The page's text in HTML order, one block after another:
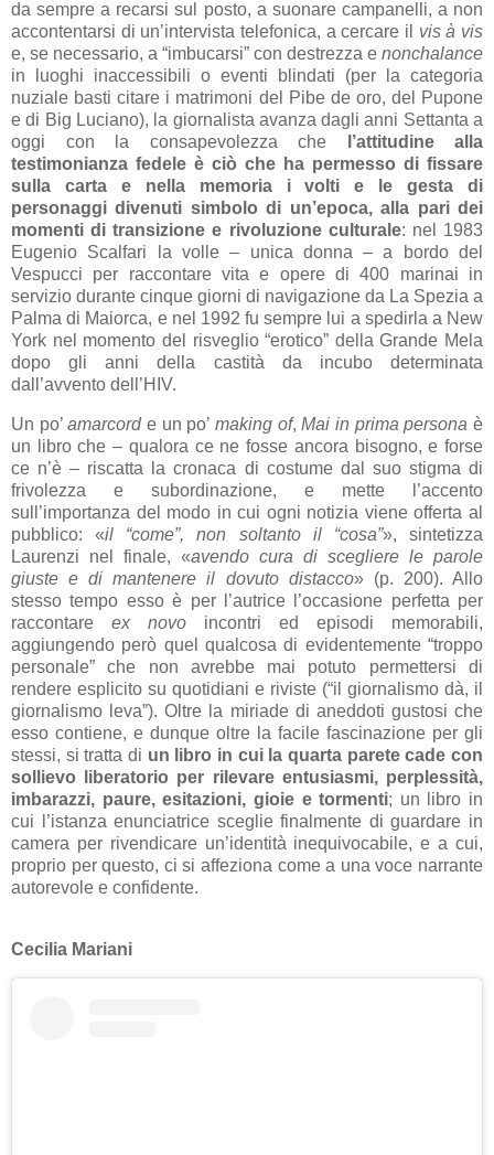
da sempre a recarsi sul posto, a suonare campanelli, a non
accontentarsi di un’intervista telefonica, a cercare il vis à vis
e, se necessario, a “imbucarsi” con destrezza e nonchalance
in luoghi inaccessibili o eventi blindati (per la categoria
nuziale basti citare i matrimoni del Pibe de oro, del Pupone
e di Big Luciano), la giornalista avanza dagli anni Settanta a
oggi con la consapevolezza che
l’attitudine alla
testimonianza fedele è ciò che ha permesso di fissare
sulla carta e nella memoria i volti e le gesta di
personaggi divenuti simbolo di un’epoca, alla pari dei
momenti di transizione e rivoluzione culturale: nel 1983
Eugenio Scalfari la volle – unica donna – a bordo del
Vespucci per raccontare vita e opere di 400 marinai in
servizio durante cinque giorni di navigazione da La Spezia a
Palma di Maiorca, e nel 1992 fu sempre lui a spedirla a New
York nel momento del risveglio “erotico” della Grande Mela
dopo gli anni della castità da incubo determinata
dall’avvento dell’HIV.
Un po’amarcorde un po’making of,Mai in prima persona è
un libro che – qualora ce ne fosse ancora bisogno, e forse
ce n’è – riscatta la cronaca di costume dal suo stigma di
frivolezza e subordinazione, e mette l’accento
sull’importanza del modo in cui ogni notizia viene offerta al
pubblico: «il “come”, non soltanto il “cosa”», sintetizza
Laurenzi nel finale, «avendo cura di scegliere le parole
giuste e di mantenere il dovuto distacco» (p. 200). Allo
stesso tempo esso è per l’autrice l’occasione perfetta per
raccontare ex novo incontri ed episodi memorabili,
aggiungendo però quel qualcosa di evidentemente “troppo
personale” che non avrebbe mai potuto permettersi di
rendere esplicito su quotidiani e riviste (“il giornalismo dà, il
giornalismo leva”). Oltre la miriade di aneddoti gustosi che
esso contiene, e dunque oltre la facile fascinazione per gli
stessi, si tratta di un libro in cui la quarta parete cade con
sollievo liberatorio per rilevare entusiasmi, perplessità,
imbarazzi, paure, esitazioni, gioie e tormenti; un libro in
cui l’istanza enunciatrice sceglie finalmente di guardare in
camera per rivendicare un’identità inequivocabile, e a cui,
proprio per questo, ci si affeziona come a una voce narrante
autorevole e confidente.
Cecilia Mariani